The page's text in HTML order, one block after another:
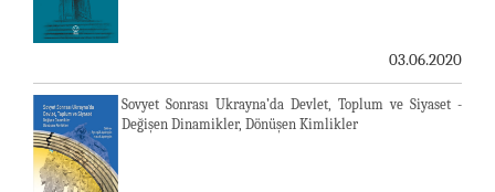
03.06.2020
Sovyet Sonrası Ukrayna’da Devlet, Toplum ve Siyaset -
Değişen Dinamikler, Dönüşen Kimlikler